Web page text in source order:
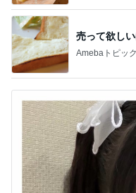
売って欲し
Amebaトピッ